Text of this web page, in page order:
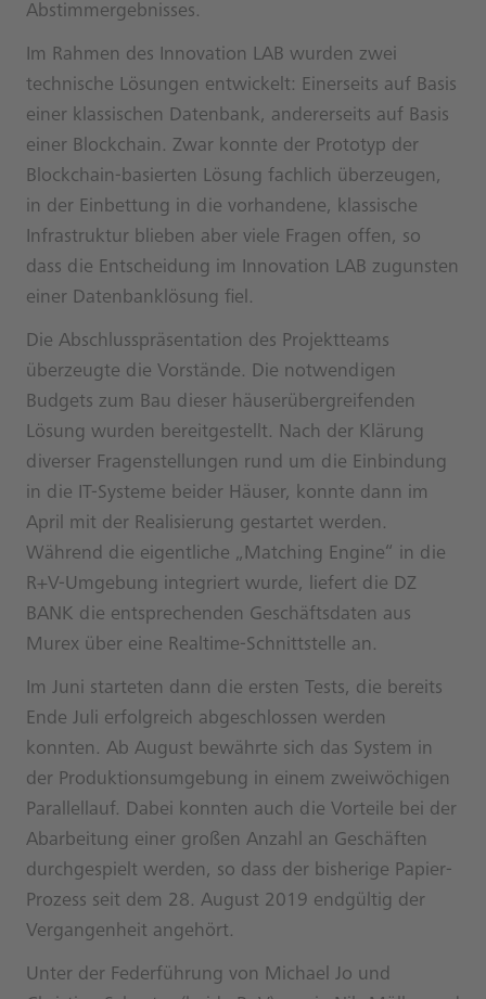
Abstimmergebnisses.
Im Rahmen des Innovation LAB wurden zwei
technische Lösungen entwickelt: Einerseits auf Basis
einer klassischen Datenbank, andererseits auf Basis
einer Blockchain. Zwar konnte der Prototyp der
Blockchain-basierten Lösung fachlich überzeugen,
in der Einbettung in die vorhandene, klassische
Infrastruktur blieben aber viele Fragen offen, so
dass die Entscheidung im Innovation LAB zugunsten
einer Datenbanklösung fiel.
Die Abschlusspräsentation des Projektteams
überzeugte die Vorstände. Die notwendigen
Budgets zum Bau dieser häuserübergreifenden
Lösung wurden bereitgestellt. Nach der Klärung
diverser Fragenstellungen rund um die Einbindung
in die IT-Systeme beider Häuser, konnte dann im
April mit der Realisierung gestartet werden.
Während die eigentliche „Matching Engine“ in die
R+V-Umgebung integriert wurde, liefert die DZ
BANK die entsprechenden Geschäftsdaten aus
Murex über eine Realtime-Schnittstelle an.
Im Juni starteten dann die ersten Tests, die bereits
Ende Juli erfolgreich abgeschlossen werden
konnten. Ab August bewährte sich das System in
der Produktionsumgebung in einem zweiwöchigen
Parallellauf. Dabei konnten auch die Vorteile bei der
Abarbeitung einer großen Anzahl an Geschäften
durchgespielt werden, so dass der bisherige Papier-
Prozess seit dem 28. August 2019 endgültig der
Vergangenheit angehört.
Unter der Federführung von Michael Jo und